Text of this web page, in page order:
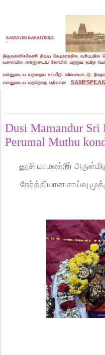
Dusi Mamandur Sri
Perumal Muthu
தூசி மாமண்டூர்
நேர்த்தியான சாய்வு